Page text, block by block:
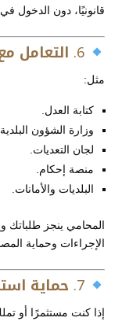
قانونيًا، دون الدخول
6. التعامل
مثل:
كتابة العدل.
وزارة الشؤون
لجان التعديات.
منصة إحكام.
البلديات والأمانات.
المحامي ينجز طلباتك
الإجراءات وحماية
7. حماية
إذا كنت مستثمرًا أو